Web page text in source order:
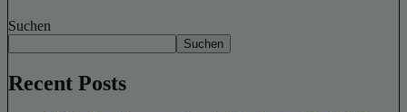
Suchen
Suchen
Recent Posts